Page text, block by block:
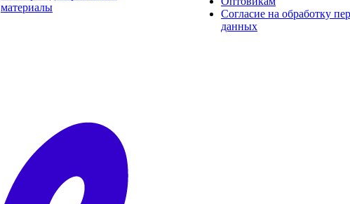
материалы
Cогласие на обработку
данных